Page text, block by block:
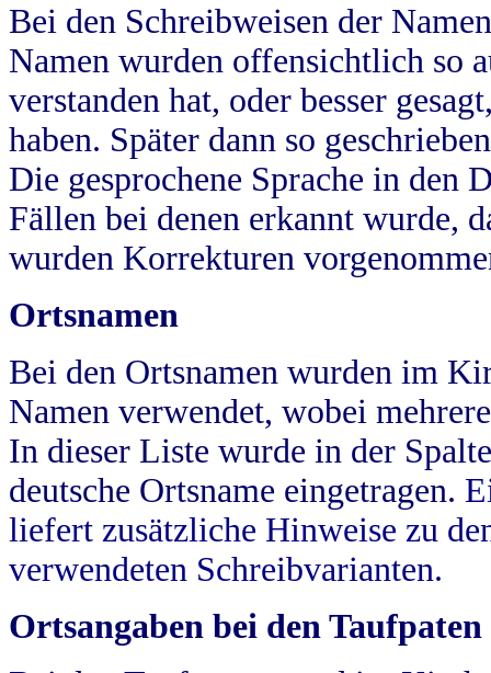
Bei den Schreibweisen der
Namen wurden offensichtlich so
verstanden hat, oder besser
haben. Später dann so
Die gesprochene Sprache in
Fällen bei denen erkannt wurde,
wurden Korrekturen
Ortsnamen
Bei den Ortsnamen wurden im
Namen verwendet, wobei
In dieser Liste wurde in der
deutsche Ortsname eingetragen.
liefert zusätzliche Hinweise zu
verwendeten Schreibvarianten.
Ortsangaben bei den Taufpaten